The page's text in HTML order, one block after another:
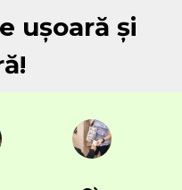
ușoară și